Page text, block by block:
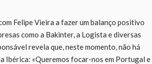
Felipe Vieira a fazer um balanço positivo
como a Bakinter, a Logista e diversas
revela que, neste momento, não há
Ibérica: «Queremos focar-nos em Portugal e